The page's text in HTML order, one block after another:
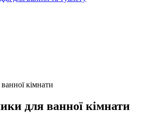
кімнати
для ванної кімнати